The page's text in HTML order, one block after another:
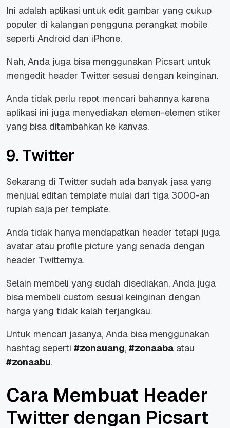
Ini adalah aplikasi untuk edit gambar yang cukup
populer di kalangan pengguna perangkat mobile
seperti Android dan iPhone.
Nah, Anda juga bisa menggunakan Picsart untuk
mengedit header Twitter sesuai dengan keinginan.
Anda tidak perlu repot mencari bahannya karena
aplikasi ini juga menyediakan elemen-elemen stiker
yang bisa ditambahkan ke kanvas.
9. Twitter
Sekarang di Twitter sudah ada banyak jasa yang
menjual editan template mulai dari tiga 3000-an
rupiah saja per template.
Anda tidak hanya mendapatkan header tetapi juga
avatar atau profile picture yang senada dengan
header Twitternya.
Selain membeli yang sudah disediakan, Anda juga
bisa membeli custom sesuai keinginan dengan
harga yang tidak kalah terjangkau.
Untuk mencari jasanya, Anda bisa menggunakan
hashtag seperti #zonauang, #zonaaba atau
#zonaabu.
Cara Membuat Header
Twitter dengan Picsart